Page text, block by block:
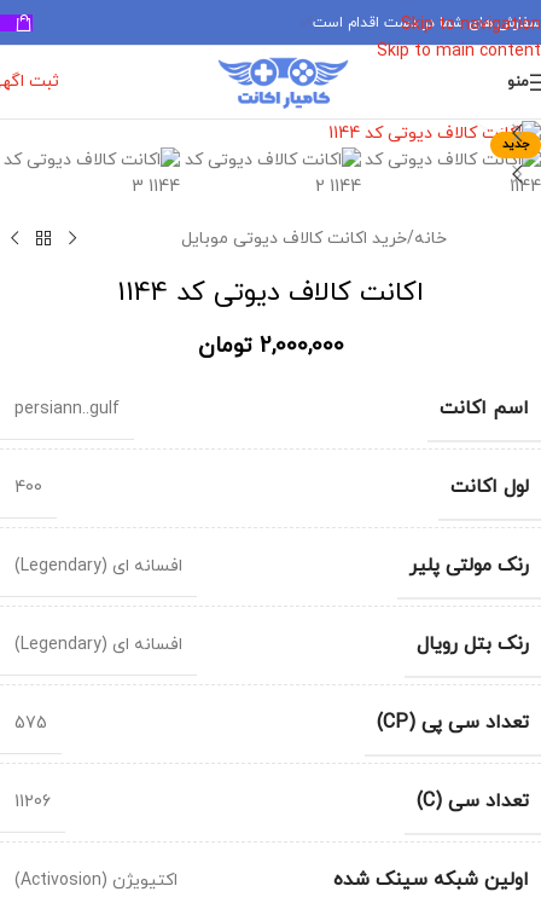
Skip to navigation
Skip to main content
سفارش های شما در دست اقدام است
منو ثبت
جدید
برای بزرگنمایی کلیک کنید
خانه/خرید اکانت کالاف دیوتی موبایل
اکانت کالاف دیوتی کد 1144
2,000,000 تومان
اسم اکانت persiann..gulf
لول اکانت 400
رنک مولتی پلیر افسانه ای (Legendary)
رنک بتل رویال افسانه ای (Legendary)
تعداد سی پی (CP) 575
تعداد سی (C) 11206
اولین شبکه سینک شده اکتیویژن (Activosion)